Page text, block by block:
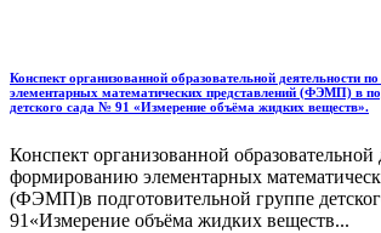
Конспект организованной образовательной деятельности
элементарных математических представлений (ФЭМП) в
детского сада № 91 «Измерение объёма жидких веществ».
Конспект организованной образовательной
формированию элементарных
(ФЭМП)в подготовительной группе
91«Измерение объёма жидких веществ...